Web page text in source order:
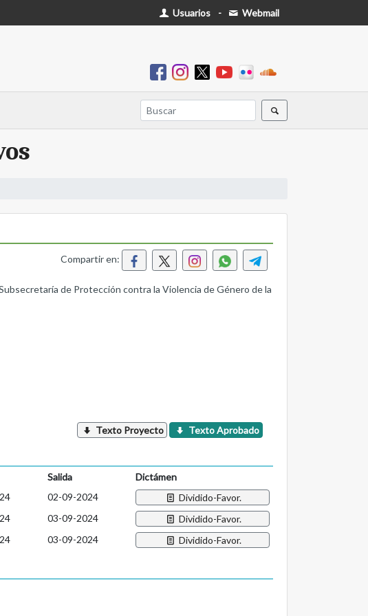
Usuarios - Webmail
Compartir en:
de Protección contra la Violencia de Género de la
Texto Proyecto Texto Aprobado
Salida
Dictámen
02-09-2024
Dividido-Favor.
03-09-2024
Dividido-Favor.
03-09-2024 Dividido-Favor.